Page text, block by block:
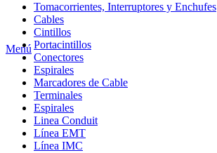
Menú
Tomacorrientes, Interruptores y Enchufes
Cables
Cintillos
Portacintillos
Conectores
Espirales
Marcadores de Cable
Terminales
Espirales
Linea Conduit
Línea EMT
Línea IMC